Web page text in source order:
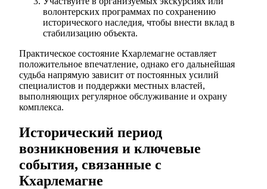
волонтерских программах по сохранению
исторического наследия, чтобы внести вклад в
стабилизацию объекта.
Практическое состояние Кхарлемагне оставляет
положительное впечатление, однако его дальнейшая
судьба напрямую зависит от постоянных усилий
специалистов и поддержки местных властей,
выполняющих регулярное обслуживание и охрану
комплекса.
Исторический период
возникновения и ключевые
события, связанные с
Кхарлемагне